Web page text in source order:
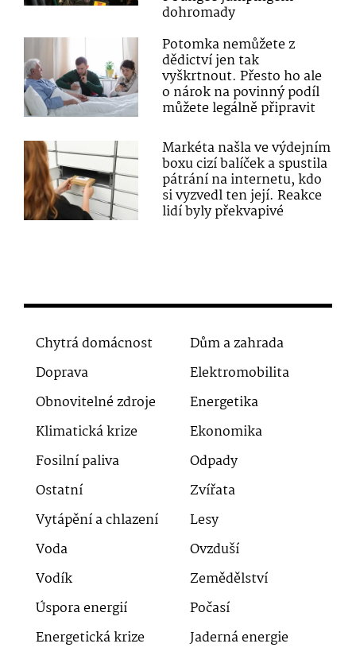
dohromady
Potomka nemůžete z
dědictví jen tak
vyškrtnout. Přesto ho ale
o nárok na povinný podíl
můžete legálně připravit
Markéta našla ve výdejním
boxu cizí balíček a spustila
pátrání na internetu, kdo
si vyzvedl ten její. Reakce
lidí byly překvapivé
Chytrá domácnost
Dům a zahrada
Doprava
Elektromobilita
Obnovitelné zdroje
Energetika
Klimatická krize
Ekonomika
Fosilní paliva
Odpady
Ostatní
Zvířata
Vytápění a chlazení
Lesy
Voda
Ovzduší
Vodík
Zemědělství
Úspora energií
Počasí
Energetická krize
Jaderná energie